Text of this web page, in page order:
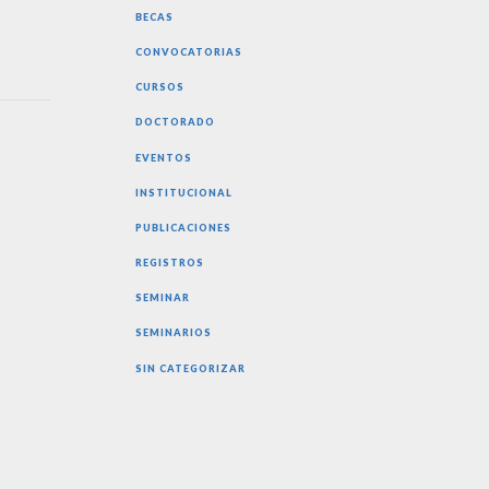
BECAS
CONVOCATORIAS
CURSOS
DOCTORADO
EVENTOS
INSTITUCIONAL
PUBLICACIONES
REGISTROS
SEMINAR
SEMINARIOS
SIN CATEGORIZAR